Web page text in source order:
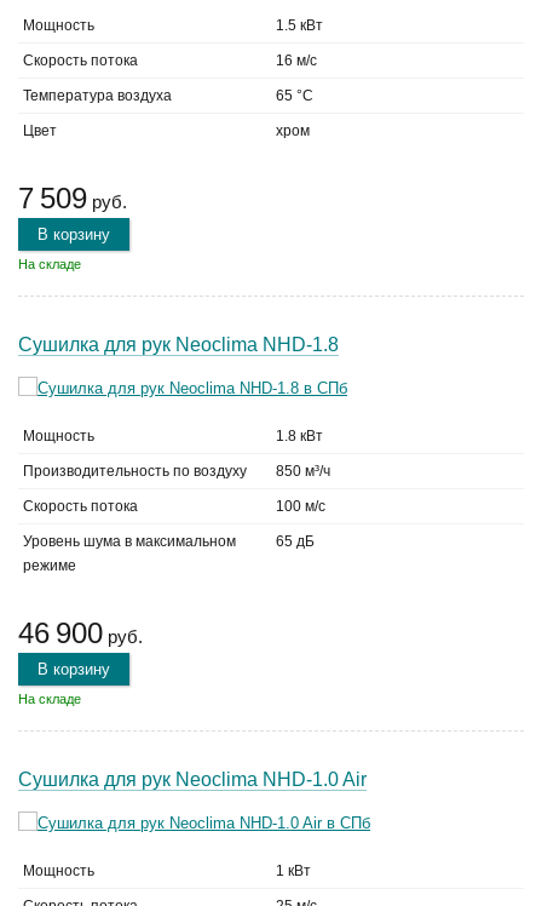
Мощность 1.5 кВт
Скорость потока 16 м/с
Температура воздуха 65 °C
Цвет хром
7 509 руб.
В корзину
На складе
Сушилка для рук Neoclima NHD-1.8
Мощность 1.8 кВт
Производительность по воздуху 850 м³/ч
Скорость потока 100 м/с
Уровень шума в максимальном
режиме
65 дБ
46 900 руб.
В корзину
На складе
Сушилка для рук Neoclima NHD-1.0 Air
Мощность 1 кВт